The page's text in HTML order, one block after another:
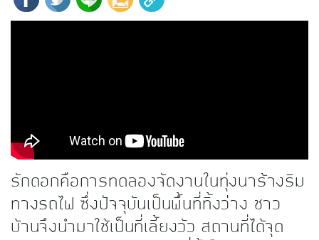
CONTACT
Channel Youtube
รักดอกคือการทดลองจัดงานในทุ่งนาร้างริม
ทางรถไฟ ซึ่งปัจจุบันเป็นพื้นที่ทิ้งว่าง ชาว
บ้านจึงนำมาใช้เป็นที่เลี้ยงวัว สถานที่ได้จุด